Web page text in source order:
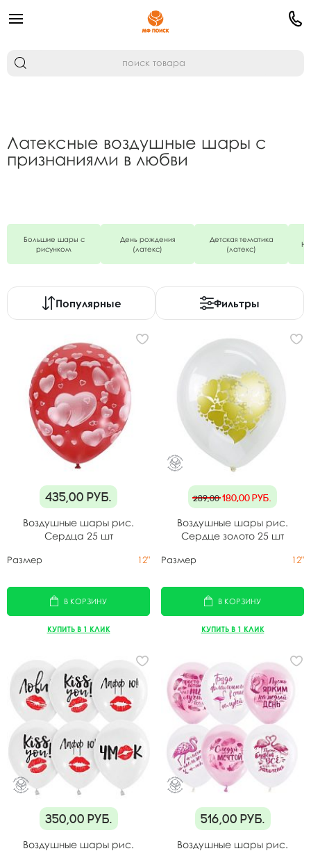
Латексные воздушные шары с
признаниями в любви
Большие шары с
рисунком
День рождения
(латекс)
Детская тематика
(латекс)
Популярные Фильтры
435,00 руб.
Воздушные шары рис.
Сердца 25 шт
Размер 12"
В КОРЗИНУ
КУПИТЬ В 1 КЛИК
289,00180,00руб.
Воздушные шары рис.
Сердце золото 25 шт
Размер 12"
В КОРЗИНУ
КУПИТЬ В 1 КЛИК
350,00 руб.
Воздушные шары рис.
516,00 руб.
Воздушные шары рис.